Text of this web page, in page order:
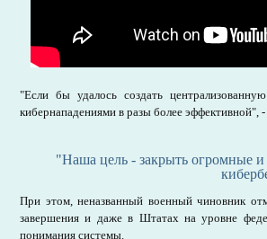
"Если бы удалось создать
кибернападениями в разы более эффективной",
"Наша цель - закрыть огромные и
При этом, неназванный военный чиновник
завершения и даже в Штатах на уровне
понимания системы.